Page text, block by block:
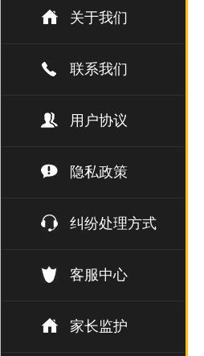
关于我们
联系我们
用户协议
隐私政策
纠纷处理方式
客服中心
家长监护